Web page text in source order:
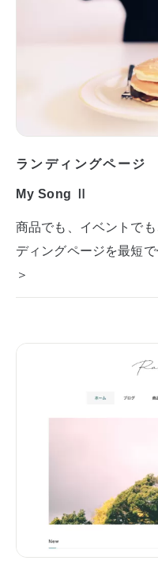
ランディングページ
My Song Ⅱ
商品でも、イベントで
ディングページを最短
＞